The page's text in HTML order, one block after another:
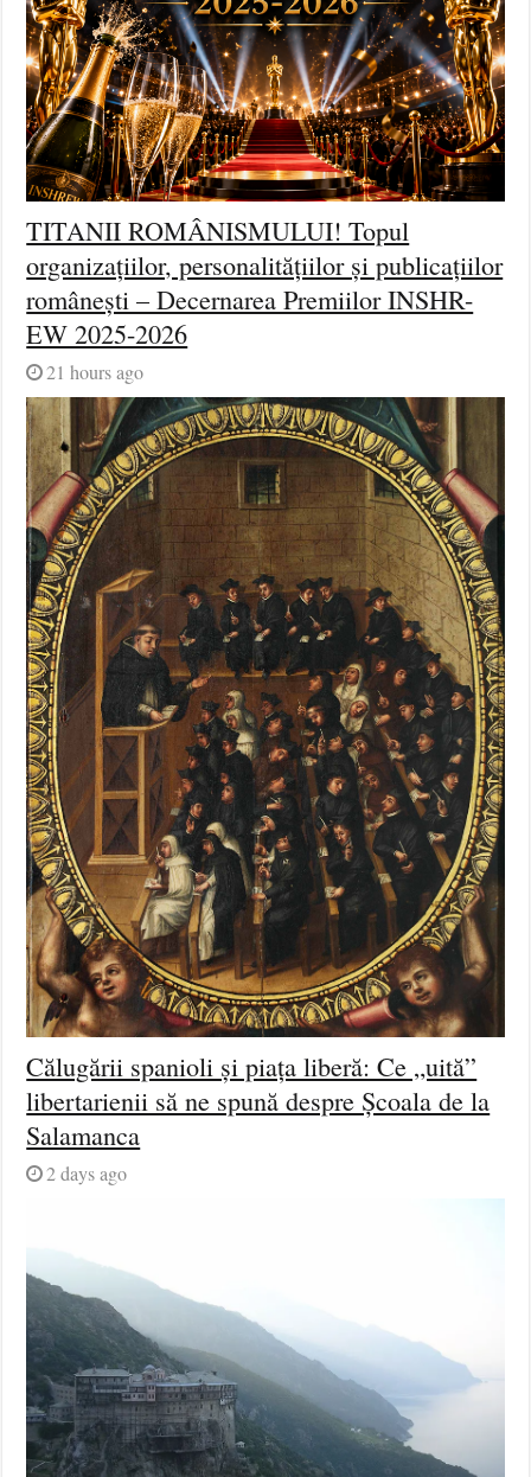
TITANII ROMÂNISMULUI! Topul
organizațiilor, personalitățiilor și publicațiilor
românești – Decernarea Premiilor INSHR-
EW 2025-2026
21 hours ago
Călugării spanioli și piața liberă: Ce „uită”
libertarienii să ne spună despre Școala de la
Salamanca
2 days ago